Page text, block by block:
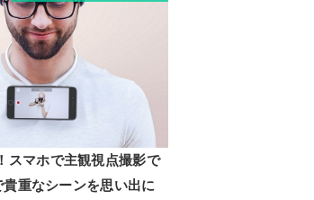
スマホで主観視点撮影で
重なシーンを思い出に